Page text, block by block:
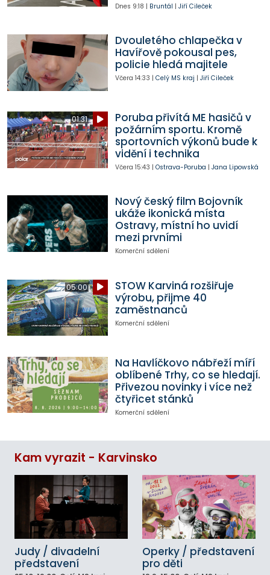
Dnes 9:18 | Bruntál | Jiří Cileček
Dvouletého chlapečka v
Havířově pokousal pes,
policie hledá majitele
Včera 14:33 | Celý MS kraj | Jiří Cileček
01:31
Poruba přivítá ME hasičů v
požárním sportu. Kromě
sportovních výkonů bude k
vidění i technika
Včera 15:43 | Ostrava-Poruba | Jana Lipowská
Nový český film Bojovník
ukáže ikonická místa
Ostravy, místní ho uvidí
mezi prvními
Komerční sdělení
05:00
STOW Karviná rozšiřuje
výrobu, přijme 40
zaměstnanců
Komerční sdělení
Na Havlíčkovo nábřeží míří
oblíbené Trhy, co se hledají.
Přivezou novinky i více než
čtyřicet stánků
Komerční sdělení
Kam vyrazit - Karvinsko
Judy / divadelní
představení
Operky / představení
pro děti